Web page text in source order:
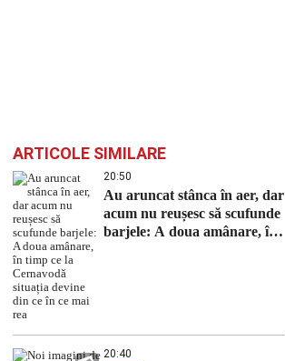
ARTICOLE SIMILARE
20:50
Au aruncat stânca în aer, dar
acum nu reușesc să scufunde
barjele: A doua amânare, în
20:40